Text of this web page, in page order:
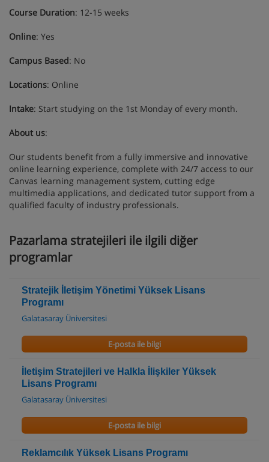
Course Duration: 12-15 weeks
Online: Yes
Campus Based: No
Locations: Online
Intake: Start studying on the 1st Monday of every month.
About us:
Our students benefit from a fully immersive and innovative
online learning experience, complete with 24/7 access to our
Canvas learning management system, cutting edge
multimedia applications, and dedicated tutor support from a
qualified faculty of industry professionals.
Pazarlama stratejileri ile ilgili diğer
programlar
Stratejik İletişim Yönetimi Yüksek Lisans
Programı
Galatasaray Üniversitesi
E-posta ile bilgi
İletişim Stratejileri ve Halkla İlişkiler Yüksek
Lisans Programı
Galatasaray Üniversitesi
E-posta ile bilgi
Reklamcılık Yüksek Lisans Programı